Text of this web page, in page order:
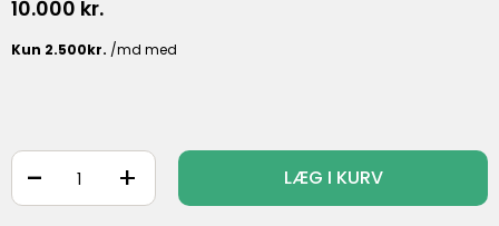
10.000 kr.
+
- LÆG I KURV